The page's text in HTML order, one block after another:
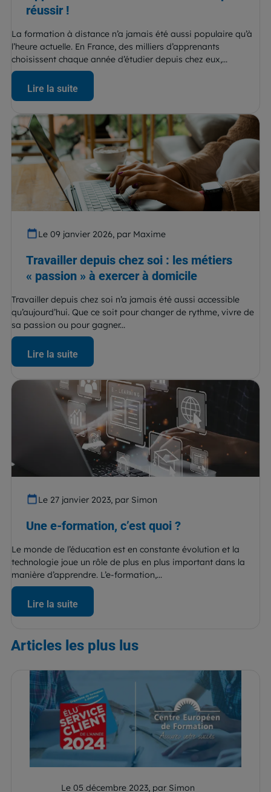
réussir !
La formation à distance n’a jamais été aussi populaire qu’à
l’heure actuelle. En France, des milliers d’apprenants
choisissent chaque année d’étudier depuis chez eux,...
Lire la suite
Le 09 janvier 2026, par Maxime
Travailler depuis chez soi : les métiers
« passion » à exercer à domicile
Travailler depuis chez soi n’a jamais été aussi accessible
qu’aujourd’hui. Que ce soit pour changer de rythme, vivre de
sa passion ou pour gagner...
Lire la suite
Le 27 janvier 2023, par Simon
Une e-formation, c’est quoi ?
Le monde de l’éducation est en constante évolution et la
technologie joue un rôle de plus en plus important dans la
manière d’apprendre. L’e-formation,...
Lire la suite
Articles les plus lus
Le 05 décembre 2023, par Simon